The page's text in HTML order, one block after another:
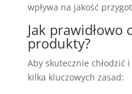
wpływa na jakość
Jak prawidłowo
produkty?
Aby skutecznie chłodzić
kilka kluczowych zasad: